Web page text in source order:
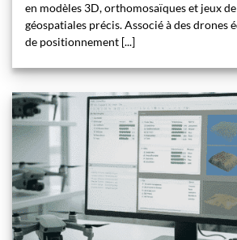
en modèles 3D, orthomosaïques et jeux
géospatiales précis. Associé à des drones
de positionnement [...]